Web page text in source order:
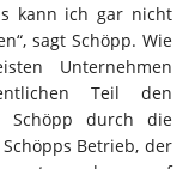
kann ich gar nicht
sagt Schöpp. Wie
Unternehmen
Teil den
Schöpp durch die
Betrieb, der